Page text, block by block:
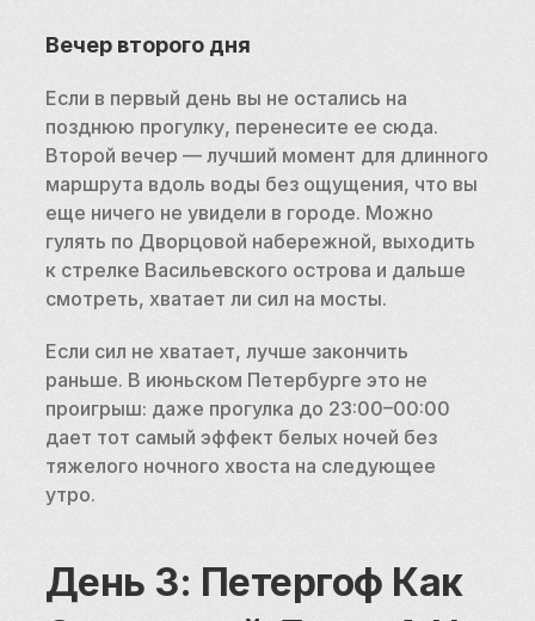
Вечер второго дня
Если в первый день вы не остались на
позднюю прогулку, перенесите ее сюда.
Второй вечер — лучший момент для длинного
маршрута вдоль воды без ощущения, что вы
еще ничего не увидели в городе. Можно
гулять по Дворцовой набережной, выходить
к стрелке Васильевского острова и дальше
смотреть, хватает ли сил на мосты.
Если сил не хватает, лучше закончить
раньше. В июньском Петербурге это не
проигрыш: даже прогулка до 23:00–00:00
дает тот самый эффект белых ночей без
тяжелого ночного хвоста на следующее
утро.
День 3: Петергоф Как